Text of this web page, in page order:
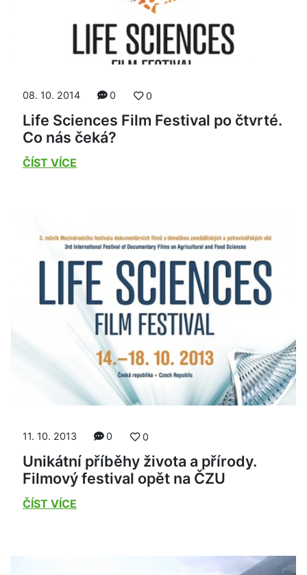
08. 10. 2014 0 0
Life Sciences Film Festival po čtvrté.
Co nás čeká?
ČÍST VÍCE
11. 10. 2013 0 0
Unikátní příběhy života a přírody.
Filmový festival opět na ČZU
ČÍST VÍCE